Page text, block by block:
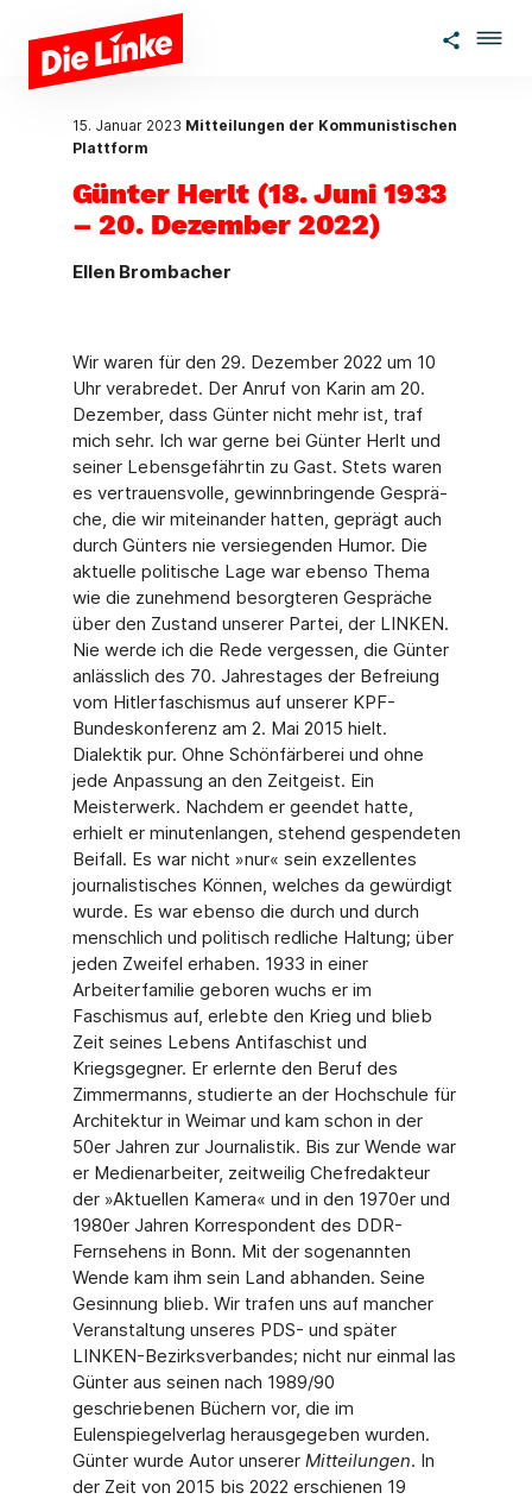
Zum Hauptinhalt springen
15. Januar 2023 Mitteilungen der Kommunistischen
Plattform
Günter Herlt (18. Juni 1933
– 20. Dezember 2022)
Ellen Brombacher
Wir waren für den 29. Dezember 2022 um 10
Uhr verabredet. Der Anruf von Karin am 20.
Dezember, dass Günter nicht mehr ist, traf
mich sehr. Ich war gerne bei Günter Herlt und
seiner Lebensgefährtin zu Gast. Stets waren
es vertrauensvolle, gewinnbringende Gesprä­
che, die wir miteinander hatten, geprägt auch
durch Günters nie versiegenden Humor. Die
aktuelle politische Lage war ebenso Thema
wie die zunehmend besorgteren Gespräche
über den Zustand unserer Partei, der LINKEN.
Nie werde ich die Rede vergessen, die Gün­ter
anlässlich des 70. Jahrestages der Befreiung
vom Hitlerfaschismus auf unserer KPF-
Bundeskonferenz am 2. Mai 2015 hielt.
Dialektik pur. Ohne Schönfärberei und ohne
jede Anpassung an den Zeitgeist. Ein
Meisterwerk. Nachdem er geendet hatte,
erhielt er minu­tenlangen, stehend gespendeten
Beifall. Es war nicht »nur« sein exzellentes
journalisti­sches Können, welches da gewürdigt
wurde. Es war ebenso die durch und durch
mensch­lich und politisch redliche Haltung; über
jeden Zweifel erhaben. 1933 in einer
Arbeiterfami­lie geboren wuchs er im
Faschismus auf, erlebte den Krieg und blieb
Zeit seines Lebens Antifaschist und
Kriegsgegner. Er erlernte den Beruf des
Zimmermanns, studierte an der Hochschule für
Architektur in Weimar und kam schon in der
50er Jahren zur Journalistik. Bis zur Wende war
er Medienarbeiter, zeitweilig Chefredakteur
der »Aktuellen Kamera« und in den 1970er und
1980er Jahren Korrespondent des DDR-
Fernsehens in Bonn. Mit der so­genannten
Wende kam ihm sein Land abhanden. Seine
Gesinnung blieb. Wir trafen uns auf mancher
Veranstaltung unseres PDS- und später
LINKEN-Bezirksverbandes; nicht nur ein­mal las
Günter aus seinen nach 1989/90
geschriebenen Büchern vor, die im
Eulenspiegel­verlag herausgegeben wurden.
Günter wurde Autor unserer Mitteilungen. In
der Zeit von 2015 bis 2022 erschienen 19